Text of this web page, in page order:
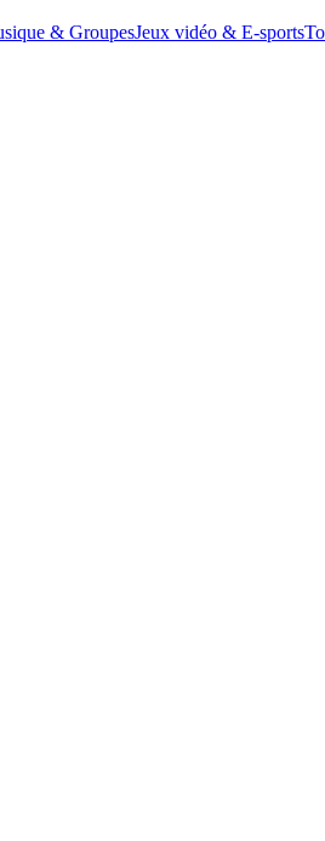
& GroupesJeux vidéo & E-sports